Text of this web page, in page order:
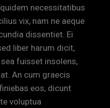
necessitatibus
vix, nam ne aeque
dissentiet. Ei
liber harum dicit,
fuisset insolens,
An cum graecis
eos, dicunt
voluptua